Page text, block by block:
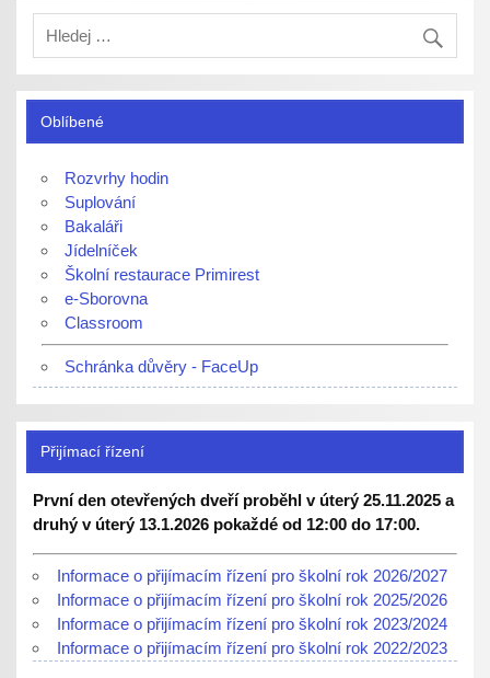
Oblíbené
Rozvrhy hodin
Suplování
Bakaláři
Jídelníček
Školní restaurace Primirest
e-Sborovna
Classroom
Schránka důvěry - FaceUp
Přijímací řízení
První den otevřených dveří proběhl v úterý 25.11.2025 a
druhý v úterý 13.1.2026 pokaždé od 12:00 do 17:00.
Informace o přijímacím řízení pro školní rok 2026/2027
Informace o přijímacím řízení pro školní rok 2025/2026
Informace o přijímacím řízení pro školní rok 2023/2024
Informace o přijímacím řízení pro školní rok 2022/2023